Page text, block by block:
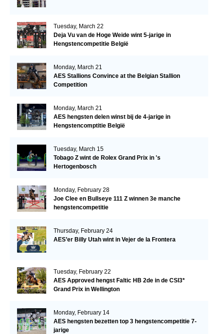
Tuesday, March 22
Deja Vu van de Hoge Weide wint 5-jarige in
Hengstencompetitie België
Monday, March 21
AES Stallions Convince at the Belgian Stallion
Competition
Monday, March 21
AES hengsten delen winst bij de 4-jarige in
Hengstencomptitie België
Tuesday, March 15
Tobago Z wint de Rolex Grand Prix in 's
Hertogenbosch
Monday, February 28
Joe Clee en Bullseye 111 Z winnen 3e manche
hengstencompetitie
Thursday, February 24
AES’er Billy Utah wint in Vejer de la Frontera
Tuesday, February 22
AES Approved hengst Faltic HB 2de in de CSI3*
Grand Prix in Wellington
Monday, February 14
AES hengsten bezetten top 3 hengstencompetitie 7-
jarige